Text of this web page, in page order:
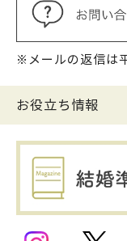
※メールの返信は
お役立ち情報